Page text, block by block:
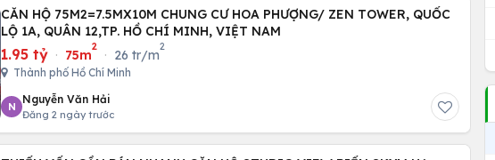
CĂN HỘ 75M2=7.5MX10M CHUNG CƯ HOA PHƯỢNG/ ZEN TOWER, QUỐC
LỘ 1A, QUÂN 12,TP. HỒ CHÍ MINH, VIỆT NAM
1.95 tỷ · 75m
2
· 26 tr/m
2
Thành phố Hồ Chí Minh
N
Nguyễn Văn Hải
Đăng 2 ngày trước